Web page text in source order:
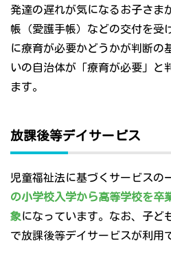
発達の遅れが気になるお子さま
帳（愛護手帳）などの交付を受
に療育が必要かどうかが判断の
いの自治体が「療育が必要」と
ます。
放課後等デイサービス
児童福祉法に基づくサービスの
の小学校入学から高等学校を卒
象になっています。なお、子ど
で放課後等デイサービスが利用